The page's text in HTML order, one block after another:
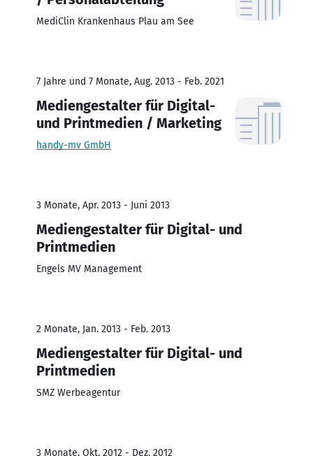
MediClin Krankenhaus Plau am See
7 Jahre und 7 Monate, Aug. 2013 - Feb. 2021
Mediengestalter für Digital-
und Printmedien / Marketing
handy-mv GmbH
3 Monate, Apr. 2013 - Juni 2013
Mediengestalter für Digital- und
Printmedien
Engels MV Management
2 Monate, Jan. 2013 - Feb. 2013
Mediengestalter für Digital- und
Printmedien
SMZ Werbeagentur
3 Monate, Okt. 2012 - Dez. 2012